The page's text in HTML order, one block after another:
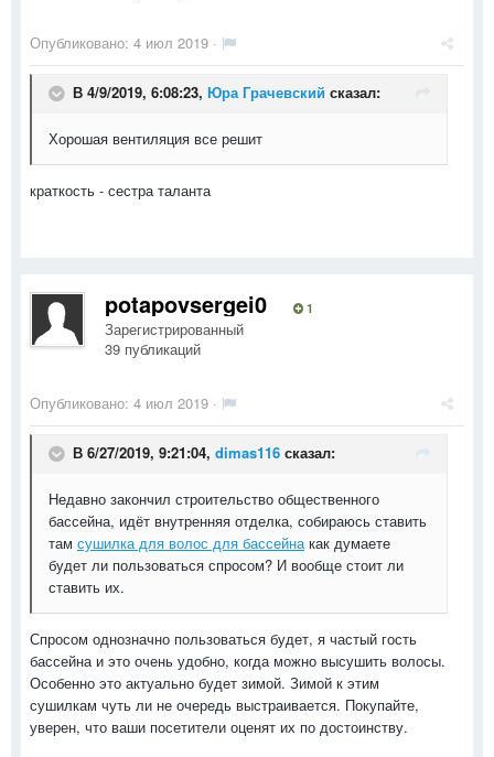
Опубликовано: 4 июл 2019 ·
В 4/9/2019, 6:08:23, Юра Грачевский сказал:
Хорошая вентиляция все решит
краткость - сестра таланта
potapovsergei0 1
Зарегистрированный
39 публикаций
Опубликовано: 4 июл 2019 ·
В 6/27/2019, 9:21:04, dimas116 сказал:
Недавно закончил строительство общественного
бассейна, идёт внутренняя отделка, собираюсь ставить
там сушилка для волос для бассейнакак думаете
будет ли пользоваться спросом? И вообще стоит ли
ставить их.
Спросом однозначно пользоваться будет, я частый гость
бассейна и это очень удобно, когда можно высушить волосы.
Особенно это актуально будет зимой. Зимой к этим
сушилкам чуть ли не очередь выстраивается. Покупайте,
уверен, что ваши посетители оценят их по достоинству.